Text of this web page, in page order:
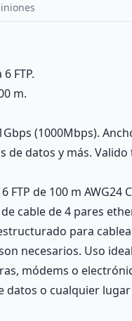
FTP.
m.
(1000Mbps).
de datos y más.
de 100 m
cable de 4 pares
para
necesarios. Uso
módems o
datos o cualquier